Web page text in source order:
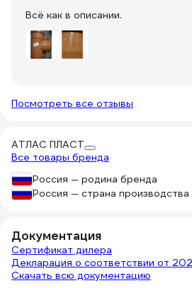
Всё как в описании.
Посмотреть все отзывы
АТЛАС ПЛАСТ
Все товары бренда
Россия — родина бренда
Россия — страна производства
Документация
Сертификат дилера
Декларация о соответствии от
Скачать всю документацию